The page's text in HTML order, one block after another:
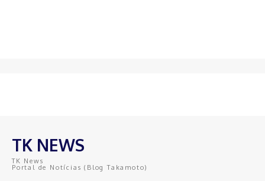
TK NEWS
TK News
Portal de Notícias (Blog Takamoto)